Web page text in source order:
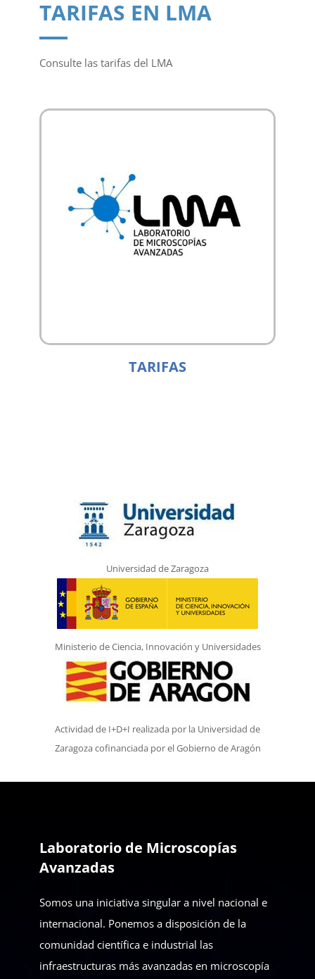
TARIFAS EN LMA
Consulte las tarifas del LMA
TARIFAS
Universidad de Zaragoza
Ministerio de Ciencia, Innovación y Universidades
Actividad de I+D+I realizada por la Universidad de
Zaragoza cofinanciada por el Gobierno de Aragón
Laboratorio de Microscopías
Avanzadas
Somos una iniciativa singular a nivel nacional e
internacional. Ponemos a disposición de la
comunidad científica e industrial las
infraestructuras más avanzadas en microscopía